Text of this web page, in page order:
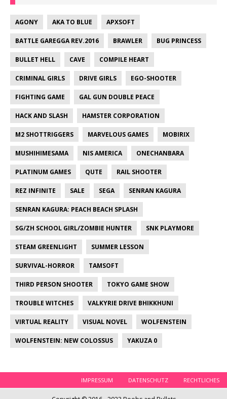
AGONY AKA TO BLUE APXSOFT
BATTLE GAREGGA REV.2016 BRAWLER BUG PRINCESS
BULLET HELL CAVE COMPILE HEART
CRIMINAL GIRLS DRIVE GIRLS EGO-SHOOTER
FIGHTING GAME GAL GUN DOUBLE PEACE
HACK AND SLASH HAMSTER CORPORATION
M2 SHOTTRIGGERS MARVELOUS GAMES MOBIRIX
MUSHIHIMESAMA NIS AMERICA ONECHANBARA
PLATINUM GAMES QUTE RAIL SHOOTER
REZ INFINITE SALE SEGA SENRAN KAGURA
SENRAN KAGURA: PEACH BEACH SPLASH
SG/ZH SCHOOL GIRL/ZOMBIE HUNTER SNK PLAYMORE
STEAM GREENLIGHT SUMMER LESSON
SURVIVAL-HORROR TAMSOFT
THIRD PERSON SHOOTER TOKYO GAME SHOW
TROUBLE WITCHES VALKYRIE DRIVE BHIKKHUNI
VIRTUAL REALITY VISUAL NOVEL WOLFENSTEIN
WOLFENSTEIN: NEW COLOSSUS YAKUZA 0
IMPRESSUM DATENSCHUTZ RECHTLICHES